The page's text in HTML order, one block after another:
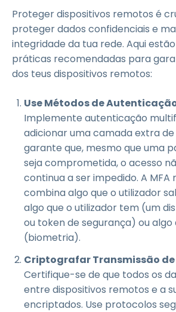
Proteger dispositivos remotos é
proteger dados confidenciais e
integridade da tua rede. Aqui
práticas recomendadas para
dos teus dispositivos remotos:
Use Métodos de
Implemente autenticação
adicionar uma camada extra de
garante que, mesmo que uma
seja comprometida, o acesso
continua a ser impedido. A
combina algo que o utilizador
algo que o utilizador tem (um
ou token de segurança) ou algo
(biometria).
Criptografar Transmissão de
Certifique-se de que todos os
entre dispositivos remotos e a
encriptados. Use protocolos